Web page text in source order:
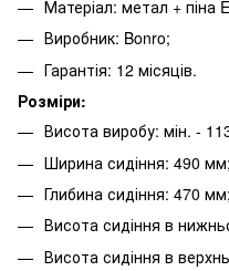
Матеріал: метал + піна
Виробник: Bonro;
Гарантія: 12 місяців.
Розміри:
Висота виробу: мін. -
Ширина сидіння: 490 мм;
Глибина сидіння: 470 мм;
Висота сидіння в
Висота сидіння в